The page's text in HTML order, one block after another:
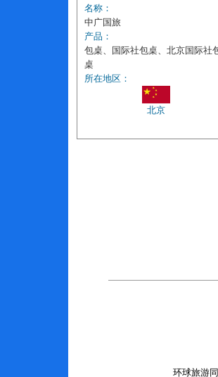
名称：
中广国旅
产品：
包桌、国际社包桌、北京国际社
桌
所在地区：
北京
环球旅游